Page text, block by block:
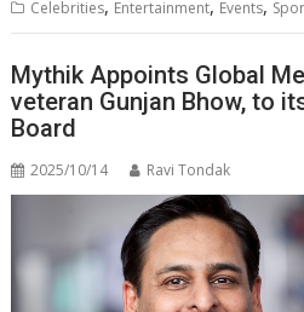
Celebrities, Entertainment, Events,
Mythik Appoints Global
veteran Gunjan Bhow, to
Board
2025/10/14 Ravi Tondak